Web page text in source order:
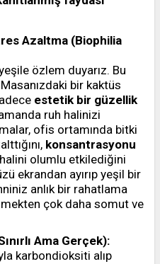
Azaltma (Biophilia
özlem duyarız. Bu
bir kaktüs
estetik bir güzellik
ruh halinizi
ofis ortamında bitki
konsantrasyonu
olumlu etkilediğini
ekrandan ayırıp yeşil bir
anlık bir rahatlama
çok daha somut ve
Ama Gerçek):
karbondioksiti alıp